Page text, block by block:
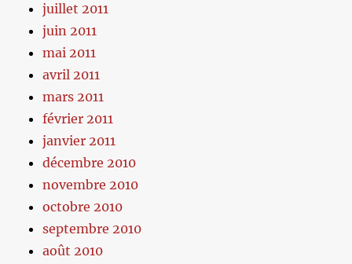
juillet 2011
juin 2011
mai 2011
avril 2011
mars 2011
février 2011
janvier 2011
décembre 2010
novembre 2010
octobre 2010
septembre 2010
août 2010